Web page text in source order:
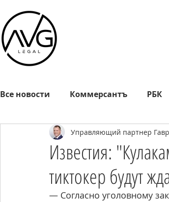
Все новости Коммерсантъ РБК
Известия РГ Взгляд
Октагон EADaily Republic
Известия:
тиктокер будут
Управляющий партнер
— Согласно уголовному